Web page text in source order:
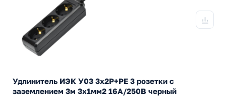
Удлинитель ИЭК У03 3х2P+PE 3 розетки с
заземлением 3м 3х1мм2 16А/250В черный